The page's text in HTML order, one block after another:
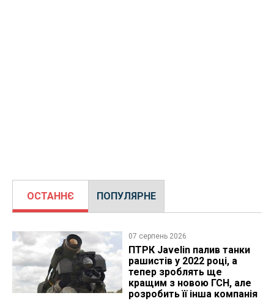
ОСТАННЄ ПОПУЛЯРНЕ
07 серпень 2026
ПТРК Javelin палив танки
рашистів у 2022 році, а
тепер зроблять ще
кращим з новою ГСН, але
розробить її інша компанія